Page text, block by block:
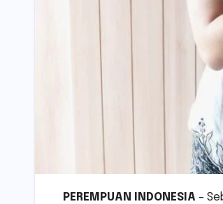
PEREMPUAN INDONESIA –